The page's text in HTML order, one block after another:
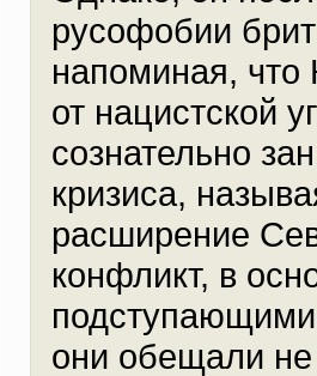
русофобии
напоминая,
от нацистской
сознательно
кризиса,
расширение
конфликт, в
подступающими
они обещали не